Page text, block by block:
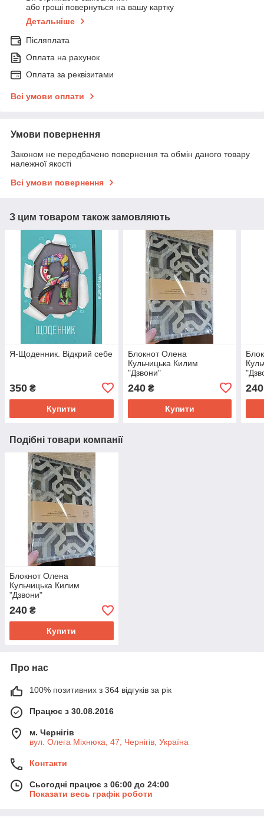
або гроші повернуться на вашу картку
Детальніше
Післяплата
Оплата на рахунок
Оплата за реквізитами
Всі умови оплати
Умови повернення
Законом не передбачено повернення та обмін даного товару
належної якості
Всі умови повернення
З цим товаром також замовляють
Я-Щоденник. Відкрий себе
350 ₴
Купити
Блокнот Олена
Кульчицька Килим
"Дзвони"
240₴
Купити
240
Подібні товари компанії
Блокнот Олена
Кульчицька Килим
"Дзвони"
240 ₴
Купити
Про нас
100% позитивних з 364 відгуків за рік
Працює з 30.08.2016
м. Чернігів
вул. Олега Міхнюка, 47, Чернігів, Україна
Контакти
Сьогодні працює з 06:00 до 24:00
Показати весь графік роботи